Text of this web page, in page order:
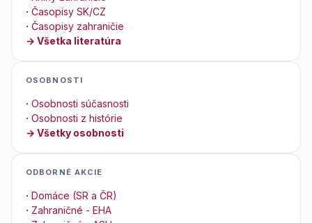
· Časopisy SK/CZ
· Časopisy zahraničie
→ Všetka literatúra
OSOBNOSTI
· Osobnosti súčasnosti
· Osobnosti z histórie
→ Všetky osobnosti
ODBORNÉ AKCIE
· Domáce (SR a ČR)
· Zahraničné - EHA